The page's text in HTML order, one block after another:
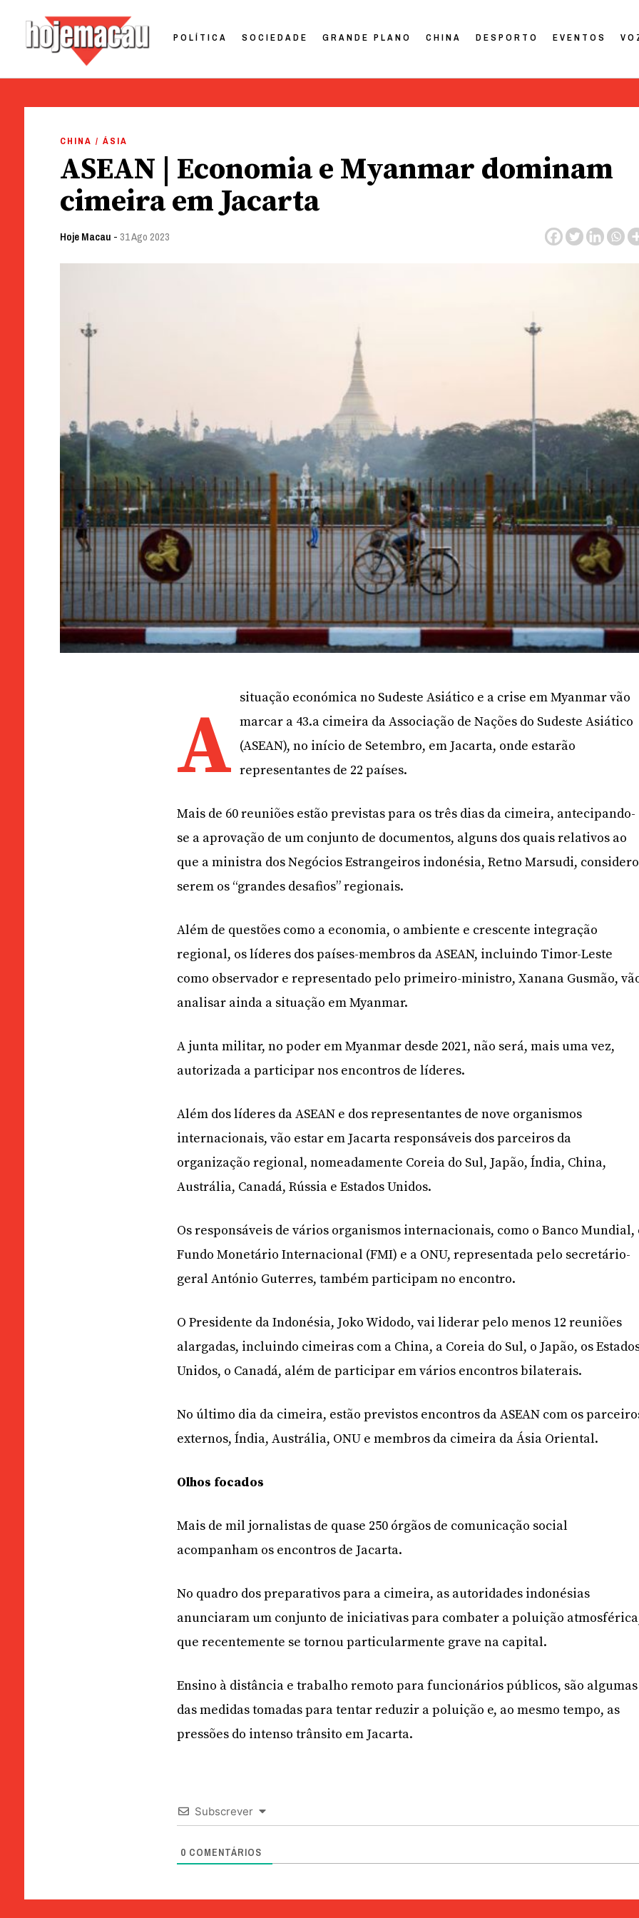
POLÍTICA SOCIEDADE GRANDE PLANO CHINA DESPORTO EVENTOS
CHINA / ÁSIA
ASEAN | Economia e Myanmar dominam
cimeira em Jacarta
Hoje Macau - 31 Ago 2023
A situação económica no Sudeste Asiático e a crise em Myanmar vão
marcar a 43.a cimeira da Associação de Nações do Sudeste Asiático
(ASEAN), no início de Setembro, em Jacarta, onde estarão
representantes de 22 países.
Mais de 60 reuniões estão previstas para os três dias da cimeira, antecipando-
se a aprovação de um conjunto de documentos, alguns dos quais relativos ao
que a ministra dos Negócios Estrangeiros indonésia, Retno Marsudi,
serem os “grandes desafios” regionais.
Além de questões como a economia, o ambiente e crescente integração
regional, os líderes dos países-membros da ASEAN, incluindo Timor-Leste
como observador e representado pelo primeiro-ministro, Xanana Gusmão,
analisar ainda a situação em Myanmar.
A junta militar, no poder em Myanmar desde 2021, não será, mais uma vez,
autorizada a participar nos encontros de líderes.
Além dos líderes da ASEAN e dos representantes de nove organismos
internacionais, vão estar em Jacarta responsáveis dos parceiros da
organização regional, nomeadamente Coreia do Sul, Japão, Índia, China,
Austrália, Canadá, Rússia e Estados Unidos.
Os responsáveis de vários organismos internacionais, como o Banco Mundial,
Fundo Monetário Internacional (FMI) e a ONU, representada pelo secretário-
geral António Guterres, também participam no encontro.
O Presidente da Indonésia, Joko Widodo, vai liderar pelo menos 12 reuniões
alargadas, incluindo cimeiras com a China, a Coreia do Sul, o Japão, os
Unidos, o Canadá, além de participar em vários encontros bilaterais.
No último dia da cimeira, estão previstos encontros da ASEAN com os
externos, Índia, Austrália, ONU e membros da cimeira da Ásia Oriental.
Olhos focados
Mais de mil jornalistas de quase 250 órgãos de comunicação social
acompanham os encontros de Jacarta.
No quadro dos preparativos para a cimeira, as autoridades indonésias
anunciaram um conjunto de iniciativas para combater a poluição
que recentemente se tornou particularmente grave na capital.
Ensino à distância e trabalho remoto para funcionários públicos, são algumas
das medidas tomadas para tentar reduzir a poluição e, ao mesmo tempo, as
pressões do intenso trânsito em Jacarta.
Subscrever
0 COMENTÁRIOS